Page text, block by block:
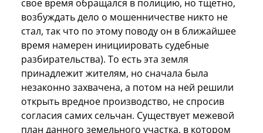
свое время обращался в полицию, но тщетно,
возбуждать дело о мошенничестве никто не
стал, так что по этому поводу он в ближайшее
время намерен инициировать судебные
разбирательства). То есть эта земля
принадлежит жителям, но сначала была
незаконно захвачена, а потом на ней решили
открыть вредное производство, не спросив
согласия самих сельчан. Существует межевой
план данного земельного участка, в котором